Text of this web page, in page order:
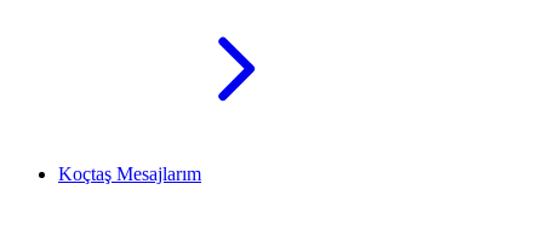
Koçtaş Mesajlarım